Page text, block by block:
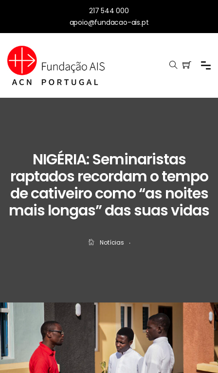
217 544 000
apoio@fundacao-ais.pt
NIGÉRIA: Seminaristas
raptados recordam o tempo
de cativeiro como “as noites
mais longas” das suas vidas
Notícias ‧